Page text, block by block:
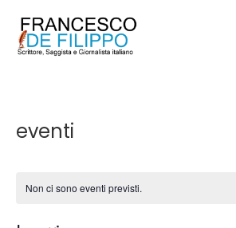
eventi
Non ci sono eventi previsti.